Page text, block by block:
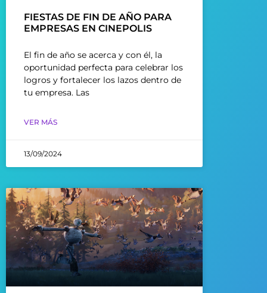
FIESTAS DE FIN DE AÑO PARA
EMPRESAS EN CINEPOLIS
El fin de año se acerca y con él, la
oportunidad perfecta para celebrar los
logros y fortalecer los lazos dentro de
tu empresa. Las
VER MÁS
13/09/2024